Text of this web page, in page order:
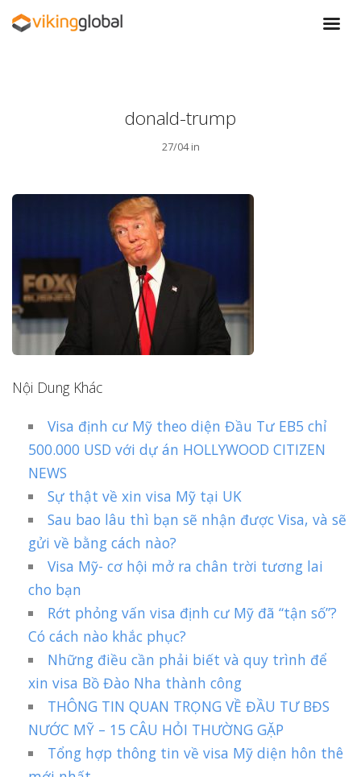
donald-trump
27/04 in
Nội Dung Khác
Visa định cư Mỹ theo diện Đầu Tư EB5 chỉ
500.000 USD với dự án HOLLYWOOD CITIZEN
NEWS
Sự thật về xin visa Mỹ tại UK
Sau bao lâu thì bạn sẽ nhận được Visa, và sẽ
gửi về bằng cách nào?
Visa Mỹ- cơ hội mở ra chân trời tương lai
cho bạn
Rớt phỏng vấn visa định cư Mỹ đã “tận số”?
Có cách nào khắc phục?
Những điều cần phải biết và quy trình để
xin visa Bồ Đào Nha thành công
THÔNG TIN QUAN TRỌNG VỀ ĐẦU TƯ BĐS
NƯỚC MỸ – 15 CÂU HỎI THƯỜNG GẶP
Tổng hợp thông tin về visa Mỹ diện hôn thê